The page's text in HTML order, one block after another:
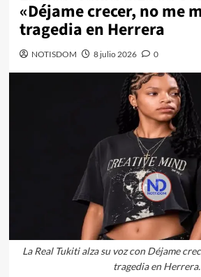
«Déjame crecer, no me
tragedia en Herrera
NOTISDOM 8 julio 2026 0
La Real Tukiti alza su voz con Déjame
tragedia en Herrera.